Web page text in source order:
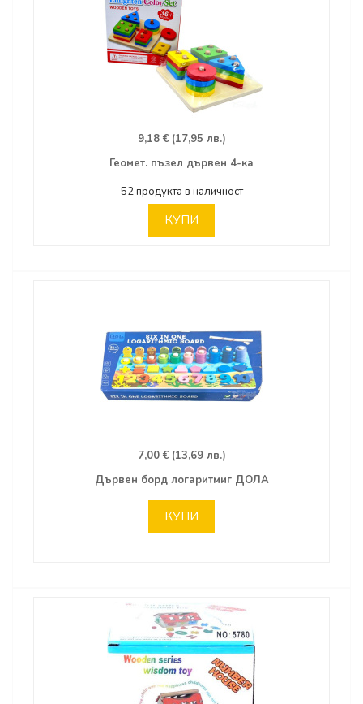
9,18 € (17,95 лв.)
Геомет. пъзел дървен 4-ка
52 продукта в наличност
КУПИ
7,00 € (13,69 лв.)
Дървен борд логаритмиг ДОЛА
КУПИ